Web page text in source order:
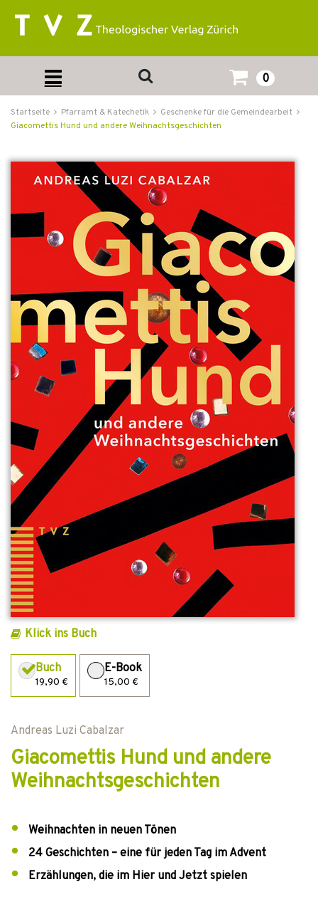
0
Startseite Pfarramt & Katechetik
Geschenke für die Gemeindearbeit
Giacomettis Hund und andere Weihnachtsgeschichten
Klick ins Buch
Buch
19,90 €
E-Book
15,00 €
Andreas Luzi Cabalzar
Giacomettis Hund und andere
Weihnachtsgeschichten
Weihnachten in neuen Tönen
24 Geschichten – eine für jeden Tag im Advent
Erzählungen, die im Hier und Jetzt spielen